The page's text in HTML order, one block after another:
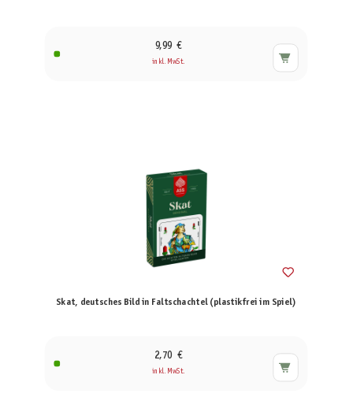
9,99 €
inkl. MwSt.
Skat, deutsches Bild in Faltschachtel (plastikfrei im Spiel)
2,70 €
inkl. MwSt.